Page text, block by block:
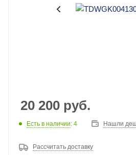
20 200 руб.
Есть в наличии: 4 Нашли
Рассчитать доставку